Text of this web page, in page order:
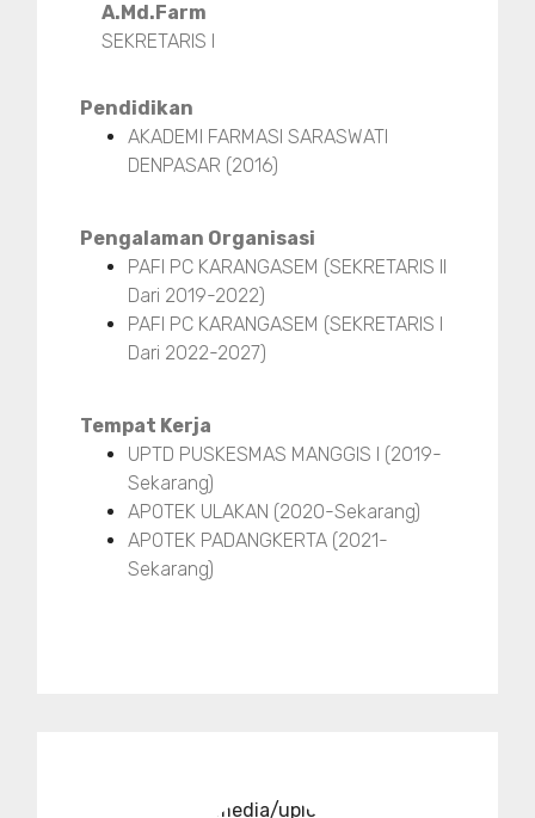
A.Md.Farm
SEKRETARIS I
Pendidikan
AKADEMI FARMASI SARASWATI
DENPASAR (2016)
Pengalaman Organisasi
PAFI PC KARANGASEM (SEKRETARIS II
Dari 2019-2022)
PAFI PC KARANGASEM (SEKRETARIS I
Dari 2022-2027)
Tempat Kerja
UPTD PUSKESMAS MANGGIS I (2019-
Sekarang)
APOTEK ULAKAN (2020-Sekarang)
APOTEK PADANGKERTA (2021-
Sekarang)
../media/upload